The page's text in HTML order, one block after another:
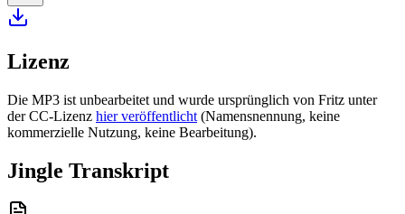
Lizenz
Die MP3 ist unbearbeitet und wurde ursprünglich von Fritz unter
der CC-Lizenz hier veröffentlicht (Namensnennung, keine
kommerzielle Nutzung, keine Bearbeitung).
Jingle Transkript